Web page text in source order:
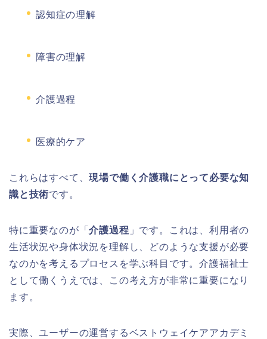
認知症の理解
障害の理解
介護過程
医療的ケア
これらはすべて、現場で働く介護職にとって必要な知
識と技術です。
特に重要なのが「介護過程 」です。これは、利用者の
生活状況や身体状況を理解し、どのような支援が必要
なのかを考えるプロセスを学ぶ科目です。介護福祉士
として働くうえでは、この考え方が非常に重要になり
ます。
実際、ユーザーの運営するベストウェイケアアカデミ